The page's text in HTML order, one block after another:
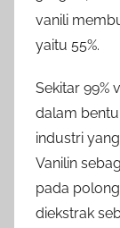
vanili
yaitu 55%.
Sekitar 99%
dalam
industri
Vanilin
pada
diekstrak